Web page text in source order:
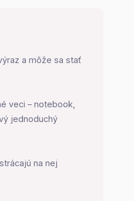
a môže sa stať
veci – notebook,
jednoduchý
na nej